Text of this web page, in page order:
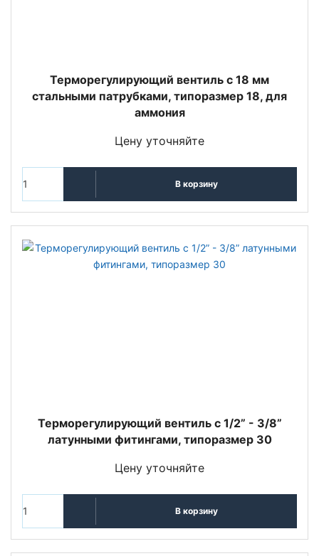
Терморегулирующий вентиль c 18 мм
стальными патрубками, типоразмер 18, для
аммония
Цену уточняйте
В корзину
Терморегулирующий вентиль c 1/2” - 3/8”
латунными фитингами, типоразмер 30
Цену уточняйте
В корзину